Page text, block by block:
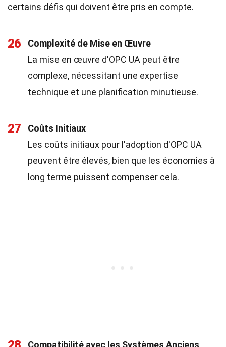
certains défis qui doivent être pris en compte.
26
Complexité de Mise en Œuvre
La mise en œuvre d'OPC UA peut être
complexe, nécessitant une expertise
technique et une planification minutieuse.
27
Coûts Initiaux
Les coûts initiaux pour l'adoption d'OPC UA
peuvent être élevés, bien que les économies à
long terme puissent compenser cela.
Compatibilité avec les Systèmes Anciens